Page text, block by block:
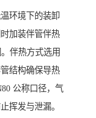
环境下的装卸
加装伴管伴热
伴热方式选用
结构确保导热
公称口径，气
挥发与泄漏。